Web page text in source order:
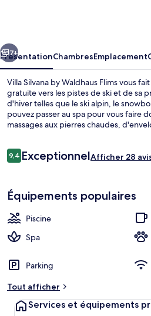
Flims
Suivant
7+
PrésentationChambresEmplacement
Villa Silvana by Waldhaus Flims vous
gratuite vers les pistes de ski et de sa
d'hiver telles que le ski alpin, le
pouvez passer au spa pour vous faire
massages aux pierres chaudes,
dîner. Cet hôtel de luxe abrite en outre
local à ski.
Avis
voyageurs
9,49,4 sur 10
ExceptionnelAfficher 28
Équipements populaires
Piscine
Spa
Parking
Tout afficher
Services et équipements